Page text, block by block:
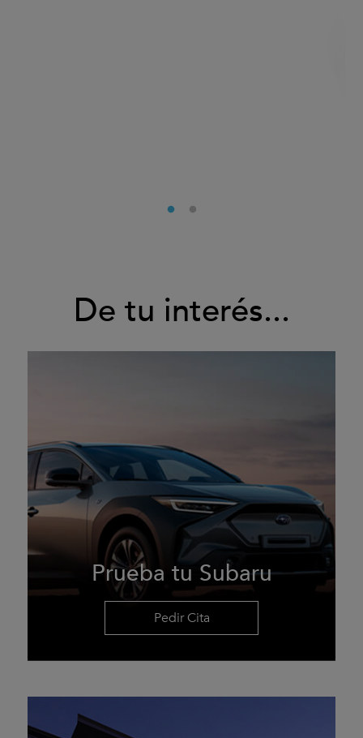
De tu interés...
Prueba tu Subaru
Pedir Cita